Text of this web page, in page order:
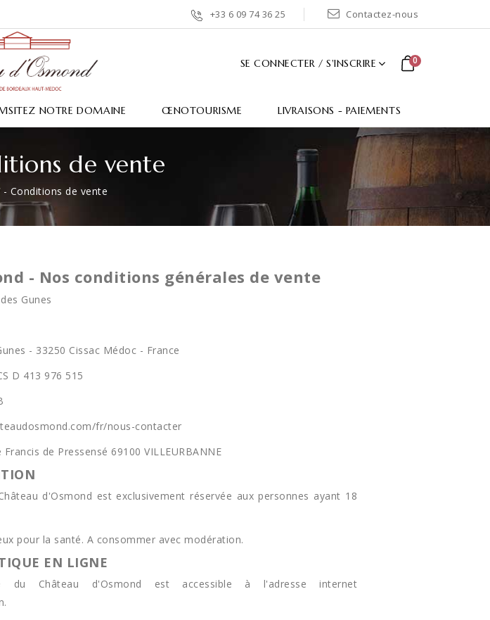
+33 6 09 74 36 25 Contactez-nous
0
SE CONNECTER / S'INSCRIRE
VISITEZ NOTRE DOMAINE ŒNOTOURISME LIVRAISONS - PAIEMENTS
de vente
- Conditions de vente
- Nos conditions générales de vente
Gunes
- 33250 Cissac Médoc - France
D 413 976 515
fr/nous-contacter
de Pressensé 69100 VILLEURBANNE
d'Osmond est exclusivement réservée aux personnes ayant 18
pour la santé. A consommer avec modération.
EN LIGNE
Château d'Osmond est accessible à l'adresse internet